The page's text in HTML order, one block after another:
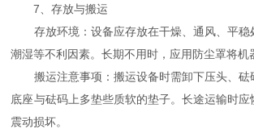
7、存放与搬运
存放环境：设备应存放在干燥、通风、平稳
潮湿等不利因素。长期不用时，应用防尘罩将机
搬运注意事项：搬运设备时需卸下压头、砝
底座与砝码上多垫些质软的垫子。长途运输时应
震动损坏。